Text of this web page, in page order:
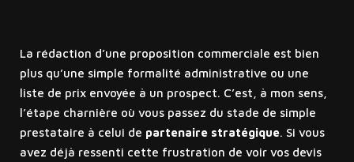
La rédaction d’une proposition commerciale est bien
plus qu’une simple formalité administrative ou une
liste de prix envoyée à un prospect. C’est, à mon sens,
l’étape charnière où vous passez du stade de simple
prestataire à celui de partenaire stratégique. Si vous
avez déjà ressenti cette frustration de voir vos devis